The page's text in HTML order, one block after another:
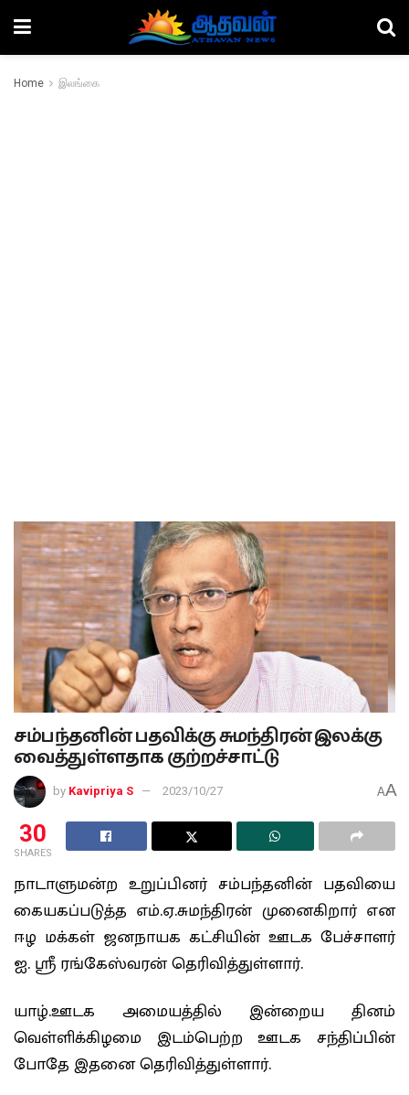
Home இலங்கை
சம்பந்தனின் பதவிக்கு சுமந்திரன் இலக்கு
வைத்துள்ளதாக குற்றச்சாட்டு
by Kavipriya S 2023/10/27 AA
30
SHARES
நாடாளுமன்ற உறுப்பினர் சம்பந்தனின் பதவியை
கையகப்படுத்த எம்.ஏ.சுமந்திரன் முனைகிறார் என
ஈழ மக்கள் ஜனநாயக கட்சியின் ஊடக பேச்சாளர்
ஐ. ஸ்ரீ ரங்கேஸ்வரன் தெரிவித்துள்ளார்.
யாழ்.ஊடக அமையத்தில் இன்றைய தினம்
வெள்ளிக்கிழமை இடம்பெற்ற ஊடக சந்திப்பின்
போதே இதனை தெரிவித்துள்ளார்.